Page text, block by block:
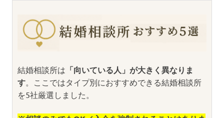
結婚相談所は 「向いている人」が大きく異なりま
す。ここではタイプ別におすすめできる結婚相談所
を5社厳選しました。